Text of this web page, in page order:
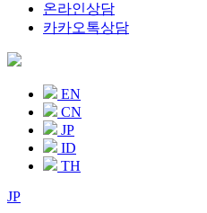
온라인상담
카카오톡상담
EN
CN
JP
ID
TH
JP